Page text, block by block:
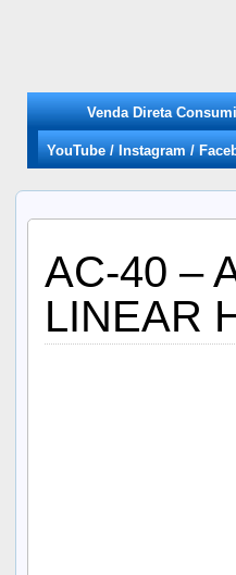
Venda Direta
YouTube / Instagram /
AC-40 –
LINEAR